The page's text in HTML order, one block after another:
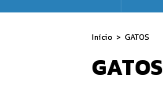
Início > GATOS
GATOS